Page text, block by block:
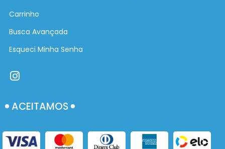
Carrinho
Busca Avançada
Esqueci Minha Senha
ACEITAMOS